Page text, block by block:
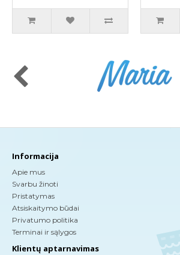
Informacija
Apie mus
Svarbu žinoti
Pristatymas
Atsiskaitymo būdai
Privatumo politika
Terminai ir sąlygos
Klientų aptarnavimas